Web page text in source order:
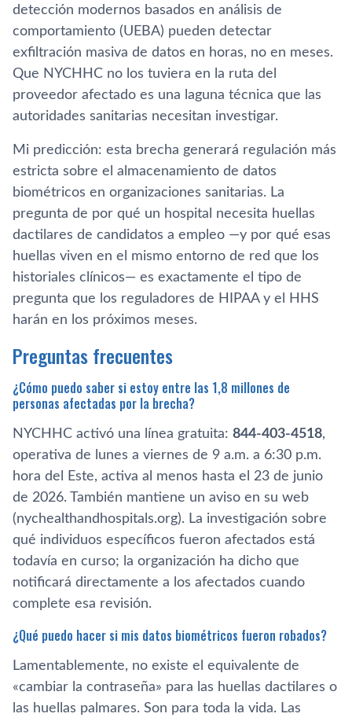
detección modernos basados en análisis de
comportamiento (UEBA) pueden detectar
exfiltración masiva de datos en horas, no en meses.
Que NYCHHC no los tuviera en la ruta del
proveedor afectado es una laguna técnica que las
autoridades sanitarias necesitan investigar.
Mi predicción: esta brecha generará regulación más
estricta sobre el almacenamiento de datos
biométricos en organizaciones sanitarias. La
pregunta de por qué un hospital necesita huellas
dactilares de candidatos a empleo —y por qué esas
huellas viven en el mismo entorno de red que los
historiales clínicos— es exactamente el tipo de
pregunta que los reguladores de HIPAA y el HHS
harán en los próximos meses.
Preguntas frecuentes
¿Cómo puedo saber si estoy entre las 1,8 millones de
personas afectadas por la brecha?
NYCHHC activó una línea gratuita: 844-403-4518,
operativa de lunes a viernes de 9 a.m. a 6:30 p.m.
hora del Este, activa al menos hasta el 23 de junio
de 2026. También mantiene un aviso en su web
(nychealthandhospitals.org). La investigación sobre
qué individuos específicos fueron afectados está
todavía en curso; la organización ha dicho que
notificará directamente a los afectados cuando
complete esa revisión.
¿Qué puedo hacer si mis datos biométricos fueron robados?
Lamentablemente, no existe el equivalente de
«cambiar la contraseña» para las huellas dactilares o
las huellas palmares. Son para toda la vida. Las